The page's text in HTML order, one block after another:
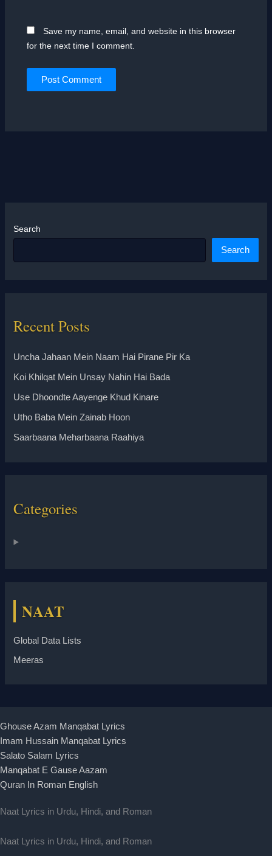
Save my name, email, and website in this browser
for the next time I comment.
Search
Search
Recent Posts
Uncha Jahaan Mein Naam Hai Pirane Pir Ka
Koi Khilqat Mein Unsay Nahin Hai Bada
Use Dhoondte Aayenge Khud Kinare
Utho Baba Mein Zainab Hoon
Saarbaana Meharbaana Raahiya
Categories
NAAT
Global Data Lists
Meeras
Ghouse Azam Manqabat Lyrics
Imam Hussain Manqabat Lyrics
Salato Salam Lyrics
Manqabat E Gause Aazam
Quran In Roman English
Naat Lyrics in Urdu, Hindi, and Roman
Naat Lyrics in Urdu, Hindi, and Roman